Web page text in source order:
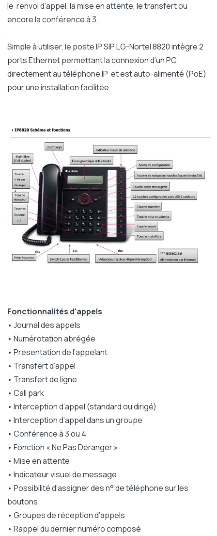
le renvoi d’appel, la mise en attente, le transfert ou
encore la conférence à 3.
Simple à utiliser, le poste IP SIP LG-Nortel 8820 intègre 2
ports Ethernet permettant la connexion d’un PC
directement au téléphone IP et est auto-alimenté (PoE)
pour une installation facilitée.
Fonctionnalités d'appels
• Journal des appels
• Numérotation abrégée
• Présentation de l’appelant
• Transfert d’appel
• Transfert de ligne
• Call park
• Interception d’appel (standard ou dirigé)
• Interception d’appel dans un groupe
• Conférence à 3 ou 4
• Fonction « Ne Pas Déranger »
• Mise en attente
• Indicateur visuel de message
• Possibilité d’assigner des n° de téléphone sur les
boutons
• Groupes de réception d’appels
• Rappel du dernier numéro composé